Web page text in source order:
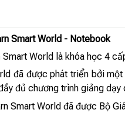
Smart World - Notebook
World là khóa học 4
đã được phát triển bởi
đủ chương trình giảng
Smart World đã được Bộ